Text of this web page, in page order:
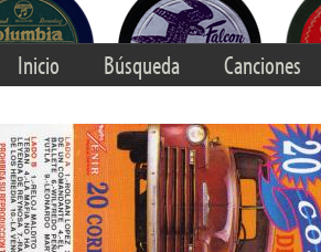
Inicio Búsqueda Canciones